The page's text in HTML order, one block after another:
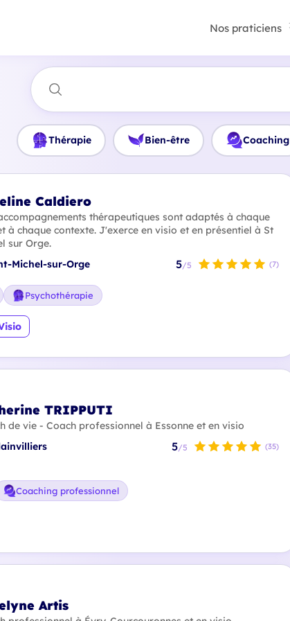
Nos praticiens
Thérapie Bien-être Coaching
Caldiero
thérapeutiques sont adaptés à chaque
à chaque contexte. J'exerce en visio et en présentiel à St
sur Orge.
Michel-sur-Orge 5/5 (7)
Psychothérapie
TRIPPUTI
de vie - Coach professionnel à Essonne et en visio
5/5 (35)
Coaching professionnel
Artis